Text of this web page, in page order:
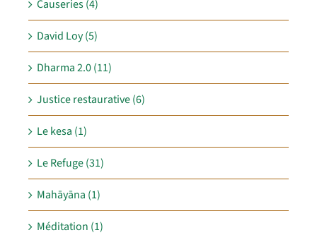
Causeries (4)
David Loy (5)
Dharma 2.0 (11)
Justice restaurative (6)
Le kesa (1)
Le Refuge (31)
Mahāyāna (1)
Méditation (1)